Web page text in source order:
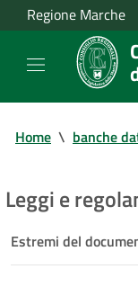
Regione Marche
Home \ banche
Leggi e
Estremi del